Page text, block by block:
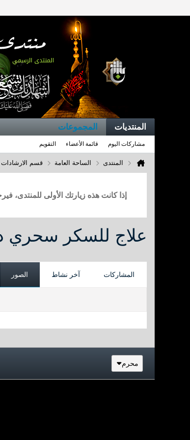
المنتديات المجموعات
مشاركات اليوم قائمة الأعضاء التقويم
المنتدى الساحة العامة قسم الارشادات
إذا كانت هذه زيارتك الأولى للمنتدى،
علاج للسكر سحري
المشاركات آخر نشاط الصور
محرم